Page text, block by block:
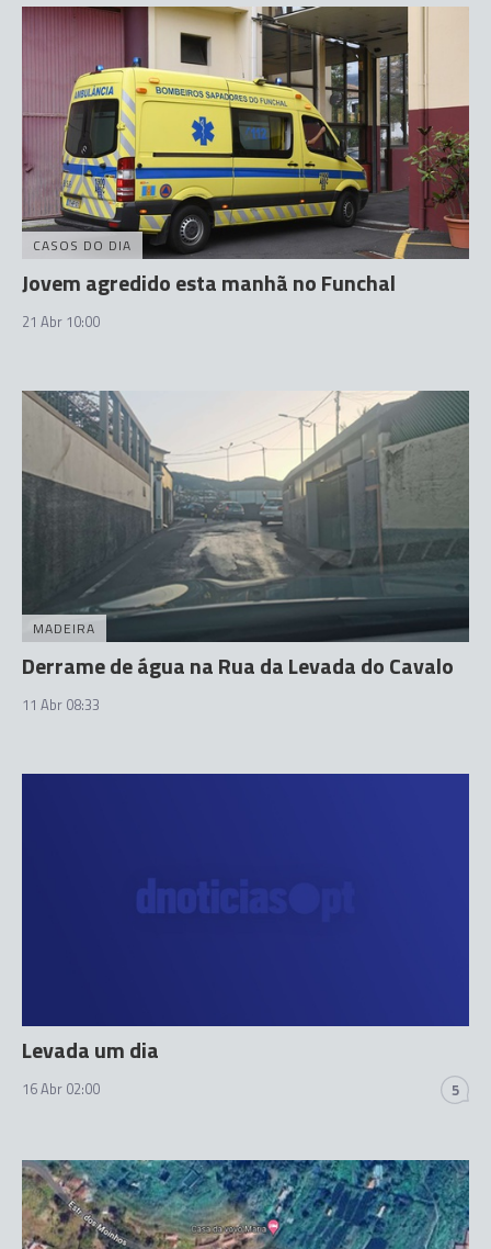
CASOS DO DIA
Jovem agredido esta manhã no Funchal
21 Abr 10:00
MADEIRA
Derrame de água na Rua da Levada do Cavalo
11 Abr 08:33
Levada um dia
16 Abr 02:00 5